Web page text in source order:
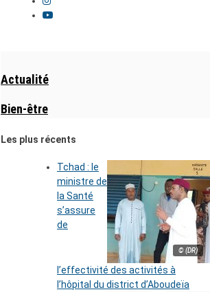
Actualité
Bien-être
Les plus récents
© (DR)
Tchad : le
ministre de
la Santé
s’assure
de
l’effectivité des activités à
l’hôpital du district d’Aboudeïa